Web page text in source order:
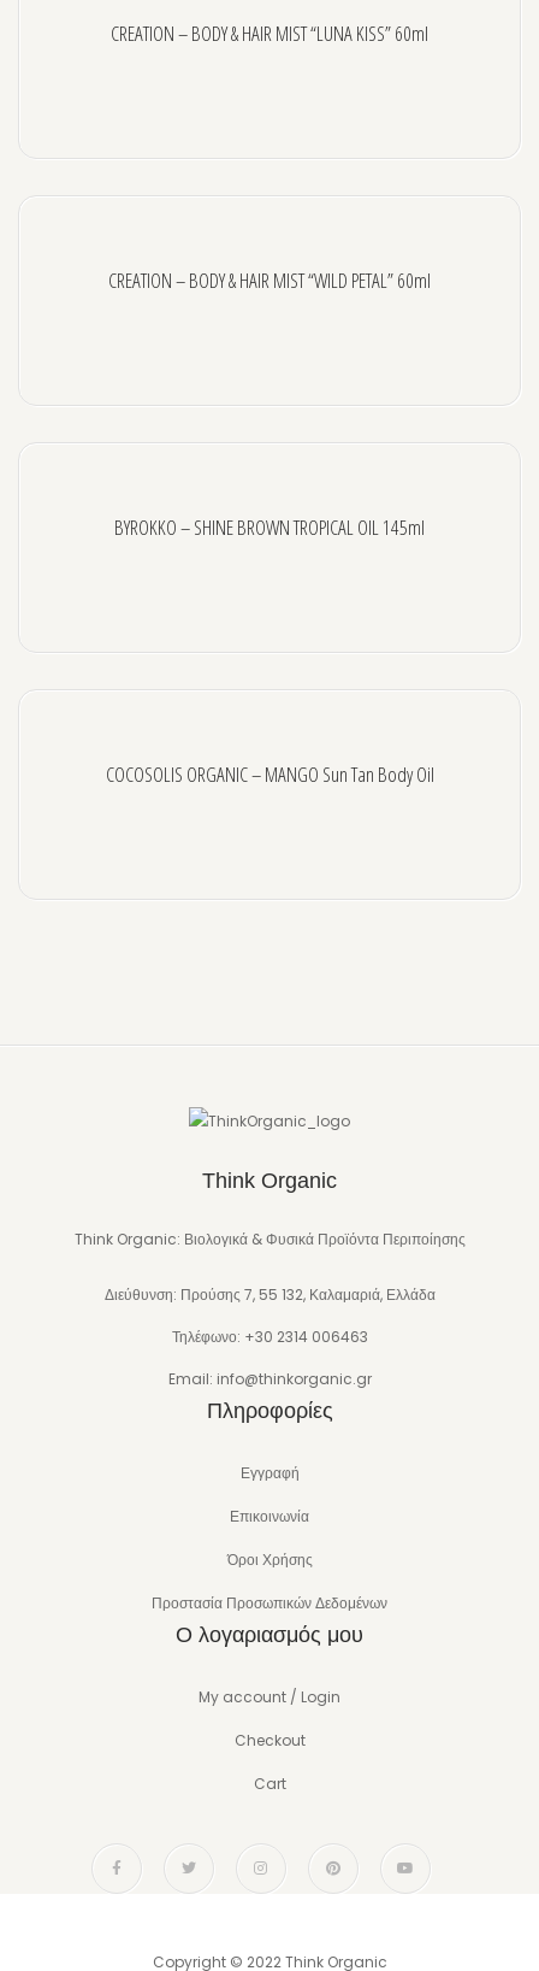
CREATION – BODY & HAIR MIST “LUNA KISS” 60ml
CREATION – BODY & HAIR MIST “WILD PETAL” 60ml
BYROKKO – SHINE BROWN TROPICAL OIL 145ml
COCOSOLIS ORGANIC – MANGO Sun Tan Body Oil
Think Organic
Think Organic: Βιολογικά & Φυσικά Προϊόντα Περιποίησης
Διεύθυνση: Προύσης 7, 55 132, Καλαμαριά, Ελλάδα
Τηλέφωνο: +30 2314 006463
Email: info@thinkorganic.gr
Πληροφορίες
Εγγραφή
Επικοινωνία
Όροι Χρήσης
Προστασία Προσωπικών Δεδομένων
Ο λογαριασμός μου
My account / Login
Checkout
Cart
Copyright © 2022 Think Organic